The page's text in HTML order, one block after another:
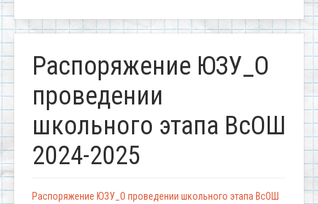
Распоряжение ЮЗУ_О
проведении
школьного этапа ВсОШ
2024-2025
Распоряжение ЮЗУ_О проведении школьного этапа ВсОШ